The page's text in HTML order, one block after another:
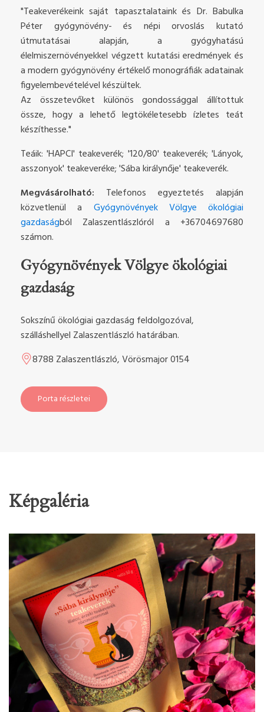
"Teakeverékeink saját tapasztalataink és Dr. Babulka
Péter gyógynövény- és népi orvoslás kutató
útmutatásai alapján, a gyógyhatású
élelmiszernövényekkel végzett kutatási eredmények és
a modern gyógynövény értékelő monográfiák adatainak
figyelembevételével készültek.
Az összetevőket különös gondossággal állítottuk
össze, hogy a lehető legtökéletesebb ízletes teát
készíthesse."
Teáik: 'HAPCI' teakeverék; '120/80' teakeverék; 'Lányok,
asszonyok' teakeveréke; 'Sába királynője' teakeverék.
Megvásárolható: Telefonos egyeztetés alapján
közvetlenül a Gyógynövények Völgye ökológiai
gazdaságból Zalaszentlászlóról a +36704697680
számon.
Gyógynövények Völgye ökológiai
gazdaság
Sokszínű ökológiai gazdaság feldolgozóval,
szálláshellyel Zalaszentlászló határában.
8788 Zalaszentlászló, Vörösmajor 0154
Porta részletei
Képgaléria